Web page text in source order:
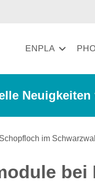
ENPLA
Neuigkeiten
bei